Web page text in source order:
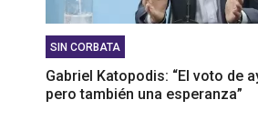
SIN CORBATA
Gabriel Katopodis: “El voto de
pero también una esperanza”